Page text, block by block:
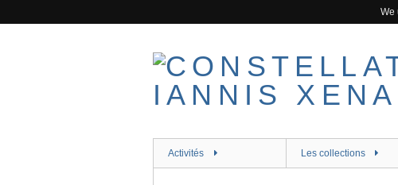
We
Activités Les collections